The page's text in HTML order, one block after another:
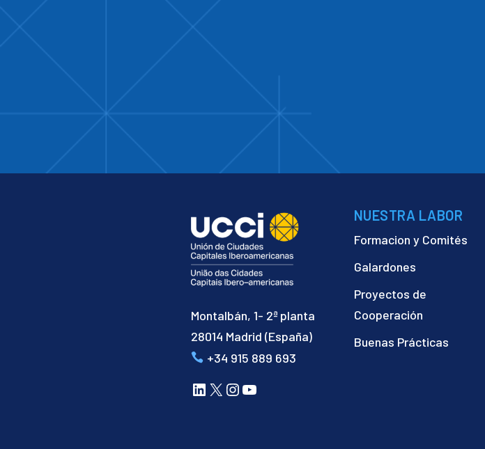
Montalbán, 1- 2ª planta
28014 Madrid (España)
+34 915 889 693
LinkedIn
X Instagram
YouTube
NUESTRA LABOR
Formacion y Comités
Galardones
Proyectos de
Cooperación
Buenas Prácticas